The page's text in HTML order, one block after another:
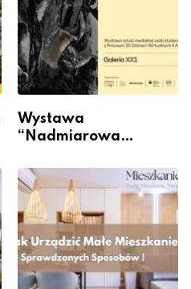
Wystawa
“Nadmiarowa
Galerii XX1